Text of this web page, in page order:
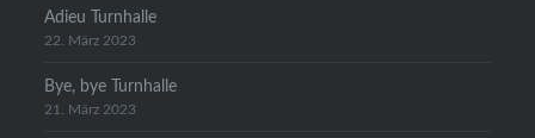
Adieu Turnhalle
22. März 2023
Bye, bye Turnhalle
21. März 2023